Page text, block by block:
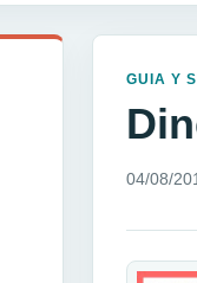
GUIA Y
04/08/